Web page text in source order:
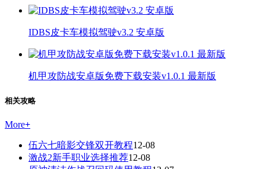
IDBS皮卡车模拟驾驶v3.2 安卓版
机甲攻防战安卓版免费下载安装v1.0.1 最新版
相关攻略
More+
伍六七暗影交锋双开教程12-08
激战2新手职业选择推荐12-08